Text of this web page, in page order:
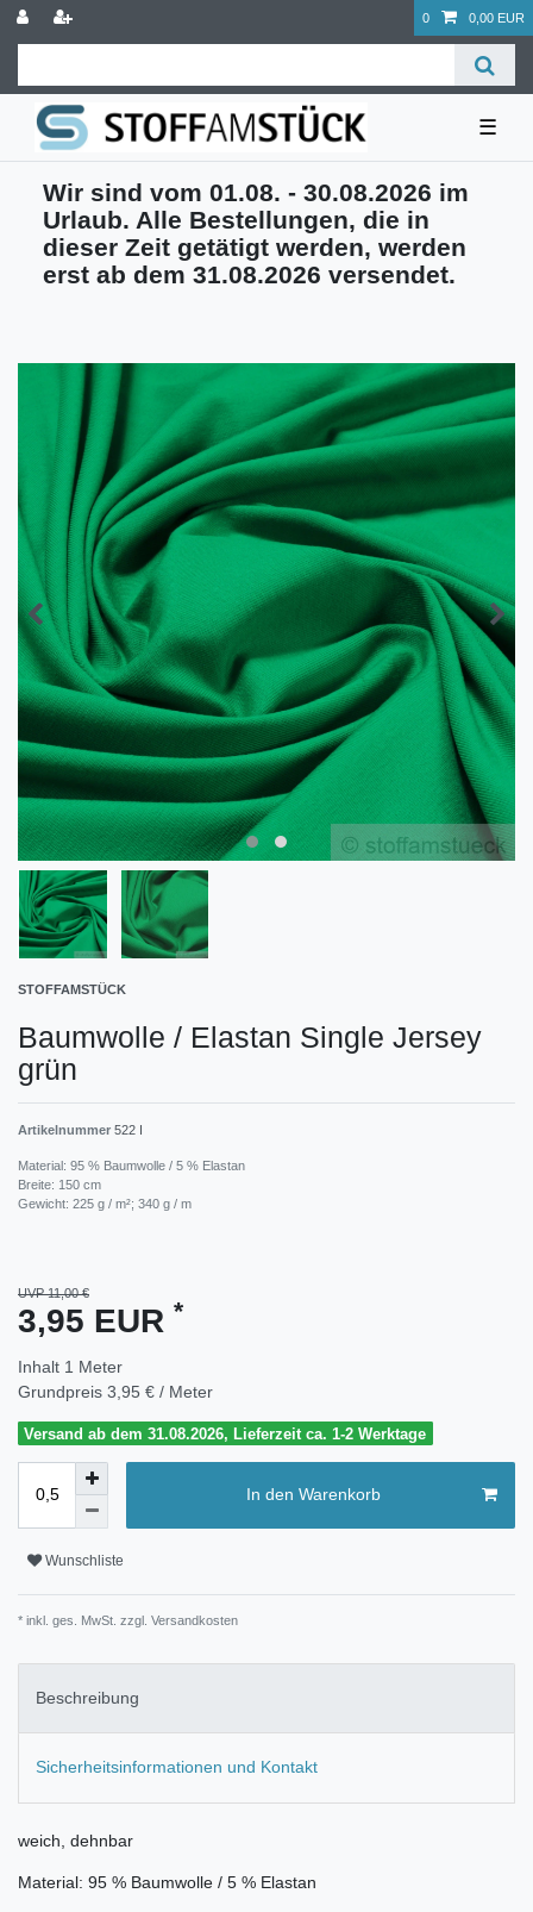
0 0,00 EUR
☰
Wir sind vom 01.08. - 30.08.2026 im
Urlaub. Alle Bestellungen, die in
dieser Zeit getätigt werden, werden
erst ab dem 31.08.2026 versendet.
STOFFAMSTÜCK
Baumwolle / Elastan Single Jersey
grün
Artikelnummer 522 I
Material: 95 % Baumwolle / 5 % Elastan
Breite: 150 cm
Gewicht: 225 g / m²; 340 g / m
UVP 11,00 €
3,95 EUR *
Inhalt 1 Meter
Grundpreis 3,95 € / Meter
Versand ab dem 31.08.2026, Lieferzeit ca. 1-2 Werktage
In den Warenkorb
Wunschliste
* inkl. ges. MwSt. zzgl. Versandkosten
Beschreibung
Sicherheitsinformationen und Kontakt
weich, dehnbar
Material: 95 % Baumwolle / 5 % Elastan